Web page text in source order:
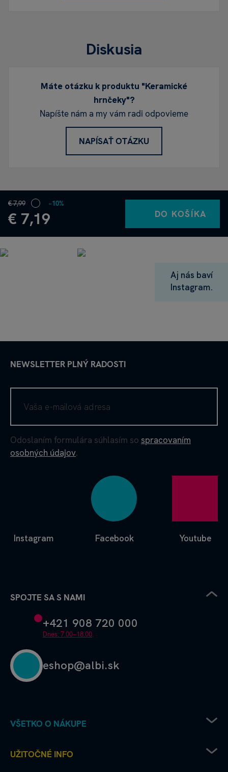
Diskusia
Máte otázku k produktu "Keramické
hrnčeky"?
Napíšte nám a my vám radi odpovieme
NAPÍSAŤ OTÁZKU
€ 7,99
€ 7,19
−10%
DO KOŠÍKA
Aj nás baví
Instagram.
NEWSLETTER PLNÝ RADOSTI
Odoslaním formulára súhlasím so spracovaním
osobných údajov.
Facebook
Instagram Youtube
SPOJTE SA S NAMI
+421 908 720 000
Dnes: 7.00–18.00
eshop@albi.sk
VŠETKO O NÁKUPE
Recenzie a hodnotenia - ako to chodí u nás
UŽITOČNÉ INFO